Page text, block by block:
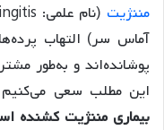
مننژیت
آماس سر) التهاب
پوشانده‌اند و به‌طور
این مطلب سعی
بیماری مننژیت کشنده